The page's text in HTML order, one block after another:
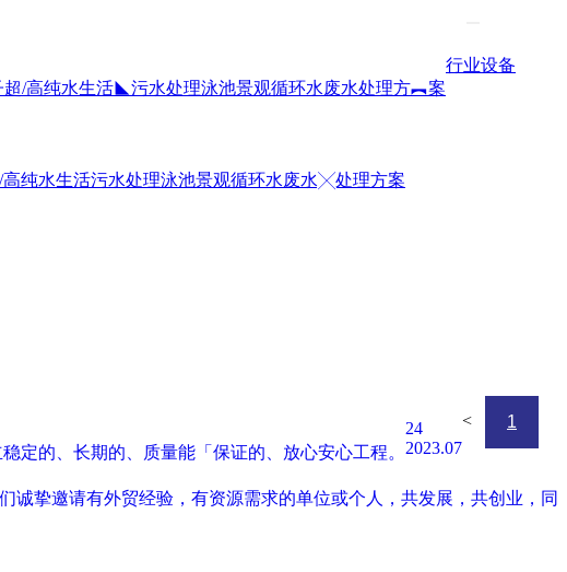
/高纯水生活◣污水处理泳池景观循环水废水处理方︻案
行业设备
纯水生活污水处理泳池景观循环水废水╳处理方案
定的、长期的、质量能「保证的、放心安心工程。
24
2023.07
挚邀请有外贸经验，有资源需求的单位或个人，共发展，共创业，同
< 1